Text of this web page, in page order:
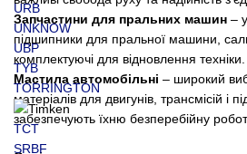
Запчастини для пральних машин –
підшипники для пральної машини,
комплектуючі для відновлення техніки.
Мастила автомобільні – широкий
матеріалів для двигунів, трансмісій і
забезпечують їхню безперебійну
URB
UNKNOW
UBP
TYB
TORRINGTON
TCT
SRBF